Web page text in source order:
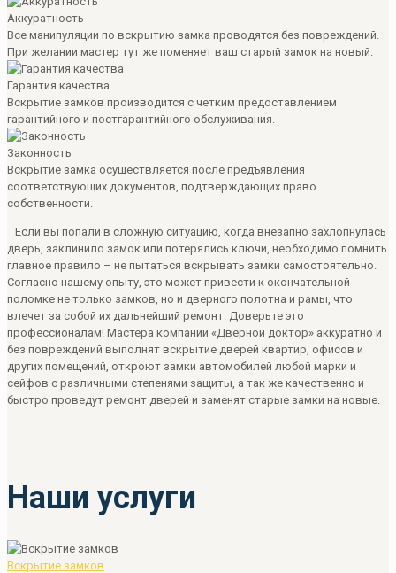
Аккуратность
Все манипуляции по вскрытию замка проводятся без повреждений.
При желании мастер тут же поменяет ваш старый замок на новый.
Гарантия качества
Вскрытие замков производится с четким предоставлением
гарантийного и постгарантийного обслуживания.
Законность
Вскрытие замка осуществляется после предъявления
соответствующих документов, подтверждающих право
собственности.
Если вы попали в сложную ситуацию, когда внезапно захлопнулась
дверь, заклинило замок или потерялись ключи, необходимо помнить
главное правило – не пытаться вскрывать замки самостоятельно.
Согласно нашему опыту, это может привести к окончательной
поломке не только замков, но и дверного полотна и рамы, что
влечет за собой их дальнейший ремонт. Доверьте это
профессионалам! Мастера компании «Дверной доктор» аккуратно и
без повреждений выполнят вскрытие дверей квартир, офисов и
других помещений, откроют замки автомобилей любой марки и
сейфов с различными степенями защиты, а так же качественно и
быстро проведут ремонт дверей и заменят старые замки на новые.
Наши услуги
Вскрытие замков